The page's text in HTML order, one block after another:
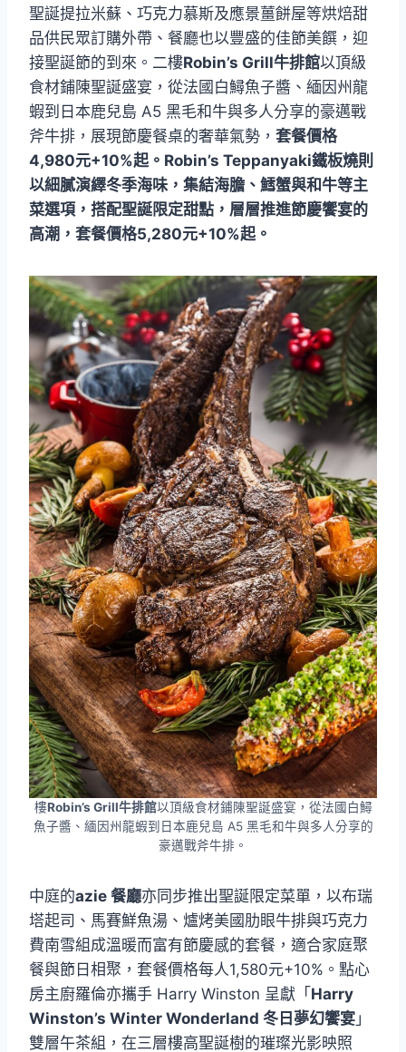
聖誕提拉米蘇、巧克力慕斯及應景薑餅屋等烘焙甜
品供民眾訂購外帶、餐廳也以豐盛的佳節美饌，迎
接聖誕節的到來。二樓Robin’s Grill牛排館以頂級
食材鋪陳聖誕盛宴，從法國白鱘魚子醬、緬因州龍
蝦到日本鹿兒島 A5 黑毛和牛與多人分享的豪邁戰
斧牛排，展現節慶餐桌的奢華氣勢， 套餐價格
4,980元+10%起。Robin’s Teppanyaki鐵板燒則
以細膩演繹冬季海味，集結海膽、鱈蟹與和牛等主
菜選項，搭配聖誕限定甜點，層層推進節慶饗宴的
高潮，套餐價格5,280元+10%起。
樓Robin’s Grill牛排館以頂級食材鋪陳聖誕盛宴，從法國白鱘
魚子醬、緬因州龍蝦到日本鹿兒島 A5 黑毛和牛與多人分享的
豪邁戰斧牛排。
中庭的azie 餐廳亦同步推出聖誕限定菜單，以布瑞
塔起司、馬賽鮮魚湯、爐烤美國肋眼牛排與巧克力
費南雪組成溫暖而富有節慶感的套餐，適合家庭聚
餐與節日相聚，套餐價格每人1,580元+10%。點心
房主廚羅倫亦攜手 Harry Winston 呈獻「 Harry
Winston’s Winter Wonderland 冬日夢幻饗宴 」
雙層午茶組，在三層樓高聖誕樹的璀璨光影映照